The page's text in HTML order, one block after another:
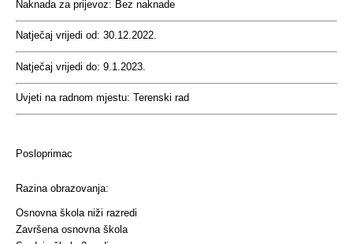
Naknada za prijevoz: Bez naknade
Natječaj vrijedi od: 30.12.2022.
Natječaj vrijedi do: 9.1.2023.
Uvjeti na radnom mjestu: Terenski rad
Posloprimac
Razina obrazovanja:
Osnovna škola niži razredi
Završena osnovna škola